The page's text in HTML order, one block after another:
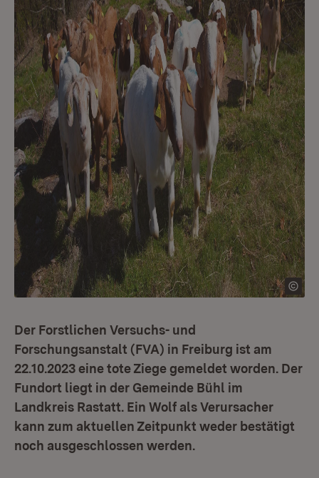
Der Forstlichen Versuchs- und
Forschungsanstalt (FVA) in Freiburg ist am
22.10.2023 eine tote Ziege gemeldet worden. Der
Fundort liegt in der Gemeinde Bühl im
Landkreis Rastatt. Ein Wolf als Verursacher
kann zum aktuellen Zeitpunkt weder bestätigt
noch ausgeschlossen werden.